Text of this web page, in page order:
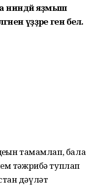
ниндәй яҙмыш
үҙҙәре генә белә.
тамамлап, бала
тәжрибә туплап
дәүләт